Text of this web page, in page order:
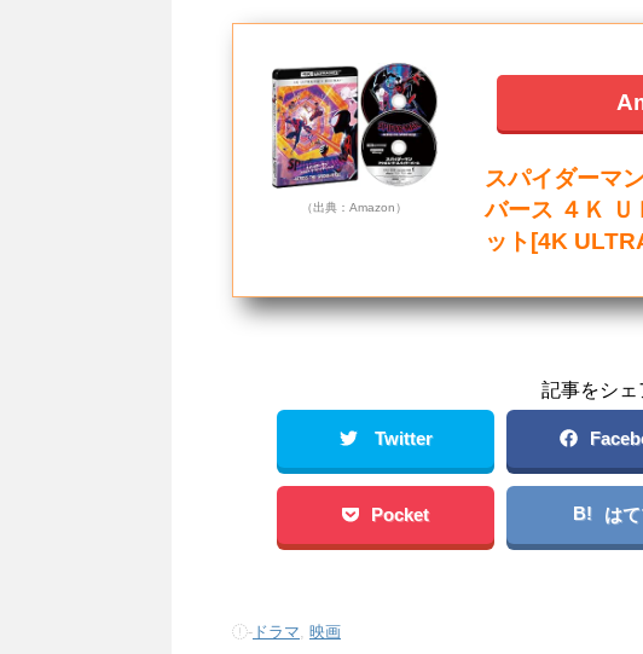
（出典：Amazon）
スパイダーマ
バース ４Ｋ Ｕ
ット[4K
記事をシェ
Twitter
Pocket B! は
- ドラマ
映画